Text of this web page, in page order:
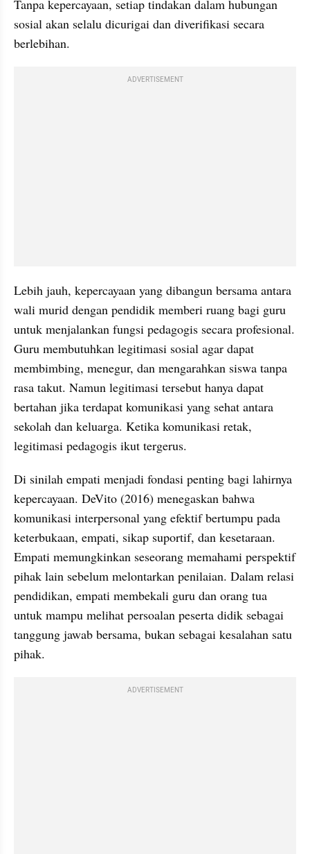
Tanpa kepercayaan, setiap tindakan dalam hubungan
sosial akan selalu dicurigai dan diverifikasi secara
berlebihan.
ADVERTISEMENT
Lebih jauh, kepercayaan yang dibangun bersama antara
wali murid dengan pendidik memberi ruang bagi guru
untuk menjalankan fungsi pedagogis secara profesional.
Guru membutuhkan legitimasi sosial agar dapat
membimbing, menegur, dan mengarahkan siswa tanpa
rasa takut. Namun legitimasi tersebut hanya dapat
bertahan jika terdapat komunikasi yang sehat antara
sekolah dan keluarga. Ketika komunikasi retak,
legitimasi pedagogis ikut tergerus.
Di sinilah empati menjadi fondasi penting bagi lahirnya
kepercayaan. DeVito (2016) menegaskan bahwa
komunikasi interpersonal yang efektif bertumpu pada
keterbukaan, empati, sikap suportif, dan kesetaraan.
Empati memungkinkan seseorang memahami perspektif
pihak lain sebelum melontarkan penilaian. Dalam relasi
pendidikan, empati membekali guru dan orang tua
untuk mampu melihat persoalan peserta didik sebagai
tanggung jawab bersama, bukan sebagai kesalahan satu
pihak.
ADVERTISEMENT